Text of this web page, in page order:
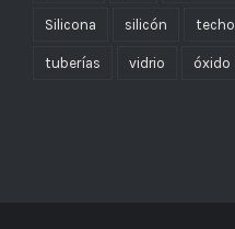
Silicona silicón techo
tuberías vidrio óxido